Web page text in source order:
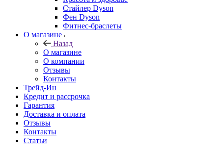
Стайлер Dyson
Фен Dyson
Фитнес-браслеты
О магазине
Назад
О магазине
О компании
Отзывы
Контакты
Трейд-Ин
Кредит и рассрочка
Гарантия
Доставка и оплата
Отзывы
Контакты
Статьи